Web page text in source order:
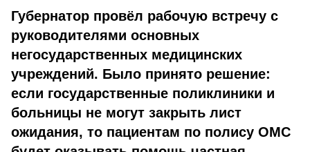
Губернатор провёл рабочую встречу с
руководителями основных
негосударственных медицинских
учреждений. Было принято решение:
если государственные поликлиники и
больницы не могут закрыть лист
ожидания, то пациентам по полису ОМС